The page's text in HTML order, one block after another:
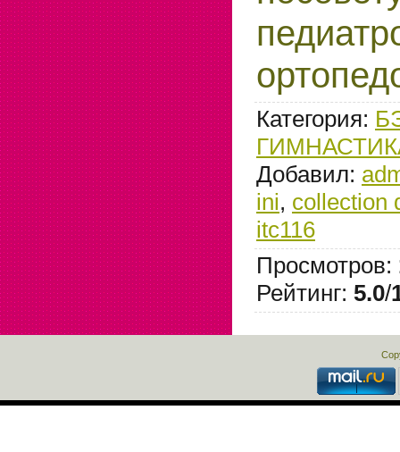
Категория:
Добавил:
ini, collection
itc116
Просмотров:
Рейтинг: 5.0/